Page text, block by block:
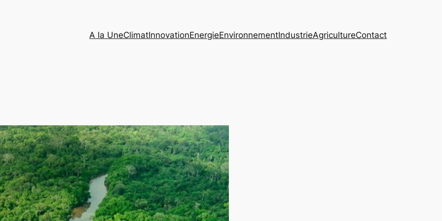
A la UneClimatInnovationEnergieEnvironnementIndustrieAgricultureContact